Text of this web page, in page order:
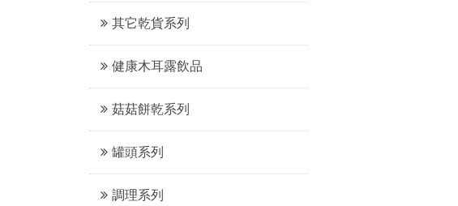
其它乾貨系列
健康木耳露飲品
菇菇餅乾系列
罐頭系列
調理系列